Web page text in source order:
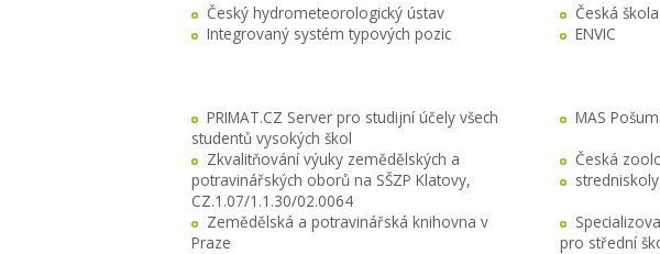
Český hydrometeorologický ústav
Česká škola
Integrovaný systém typových pozic
ENVIC
PRIMAT.CZ Server pro studijní účely všech
studentů vysokých škol
MAS
Zkvalitňování výuky zemědělských a
potravinářských oborů na SŠZP Klatovy,
CZ.1.07/1.1.30/02.0064
Česká
Zemědělská a potravinářská knihovna v
Praze
pro střední